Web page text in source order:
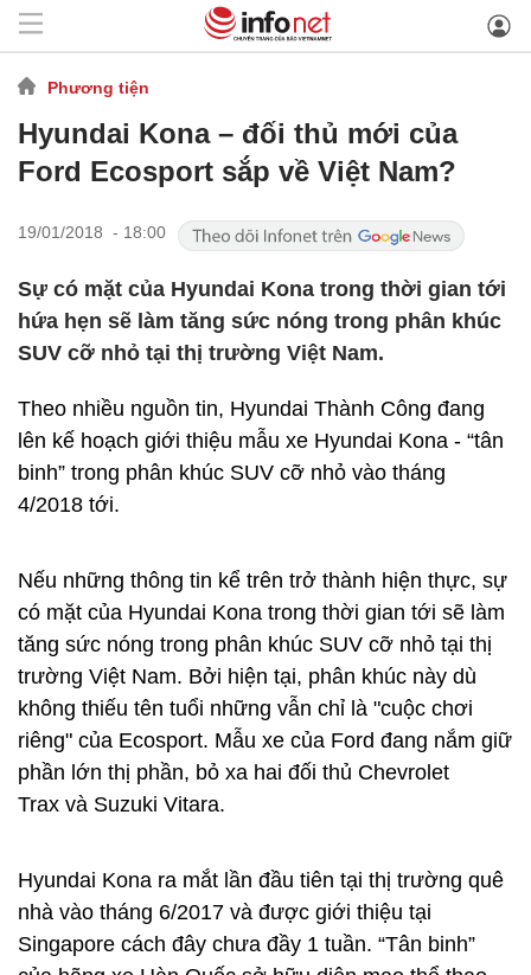
Phương tiện
Hyundai Kona – đối thủ mới của
Ford Ecosport sắp về Việt Nam?
19/01/2018 - 18:00
Sự có mặt của Hyundai Kona trong thời gian tới
hứa hẹn sẽ làm tăng sức nóng trong phân khúc
SUV cỡ nhỏ tại thị trường Việt Nam.
Theo nhiều nguồn tin, Hyundai Thành Công đang
lên kế hoạch giới thiệu mẫu xe Hyundai Kona - “tân
binh” trong phân khúc SUV cỡ nhỏ vào tháng
4/2018 tới.
Nếu những thông tin kể trên trở thành hiện thực, sự
có mặt của Hyundai Kona trong thời gian tới sẽ làm
tăng sức nóng trong phân khúc SUV cỡ nhỏ tại thị
trường Việt Nam. Bởi hiện tại, phân khúc này dù
không thiếu tên tuổi những vẫn chỉ là "cuộc chơi
riêng" của Ecosport. Mẫu xe của Ford đang nắm giữ
phần lớn thị phần, bỏ xa hai đối thủ Chevrolet
Trax và Suzuki Vitara.
Hyundai Kona ra mắt lần đầu tiên tại thị trường quê
nhà vào tháng 6/2017 và được giới thiệu tại
Singapore cách đây chưa đầy 1 tuần. “Tân binh”